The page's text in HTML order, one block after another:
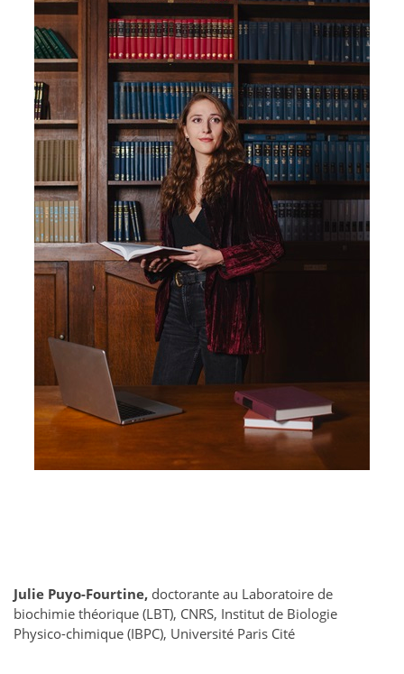
Julie Puyo-Fourtine, doctorante au Laboratoire de
biochimie théorique (LBT), CNRS, Institut de Biologie
Physico-chimique (IBPC), Université Paris Cité